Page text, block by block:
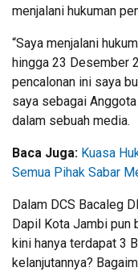
menjalani hukuman
“Saya menjalani
hingga 23 Desember
pencalonan ini saya
saya sebagai
dalam sebuah media.
Baca Juga: Kuasa
Semua Pihak Sabar
Dalam DCS Bacaleg
Dapil Kota Jambi pun
kini hanya terdapat 3
kelanjutannya?